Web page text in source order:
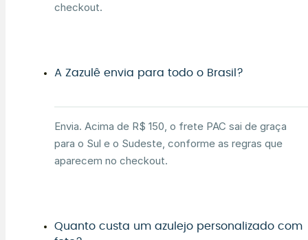
checkout.
A Zazulê envia para todo o Brasil?
Envia. Acima de R$ 150, o frete PAC sai de graça
para o Sul e o Sudeste, conforme as regras que
aparecem no checkout.
Quanto custa um azulejo personalizado com